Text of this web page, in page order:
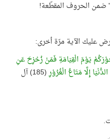
الحروف المقطّعة!
عليك الآية مرّة أخرى:
يَوْمَ الْقِيَامَةِ فَمَنْ زُحْزِحَ عَنِ
إِلَّا مَتَاعُ الْغُرُوْرِ
(185) آل